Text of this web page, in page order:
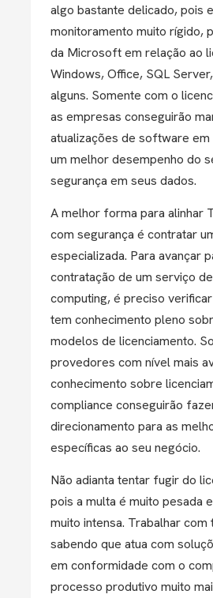
algo bastante delicado, pois
monitoramento muito rígido,
da Microsoft em relação ao
Windows, Office, SQL
alguns. Somente com o
as empresas conseguirão
atualizações de software em
um melhor desempenho do
segurança em seus dados.
A melhor forma para alinhar
com segurança é contratar
especializada. Para avançar
contratação de um serviço
computing, é preciso
tem conhecimento pleno
modelos de licenciamento.
provedores com nível mais
conhecimento sobre
compliance conseguirão
direcionamento para as
específicas ao seu negócio.
Não adianta tentar fugir do
pois a multa é muito pesada
muito intensa. Trabalhar com
sabendo que atua com
em conformidade com o
processo produtivo muito